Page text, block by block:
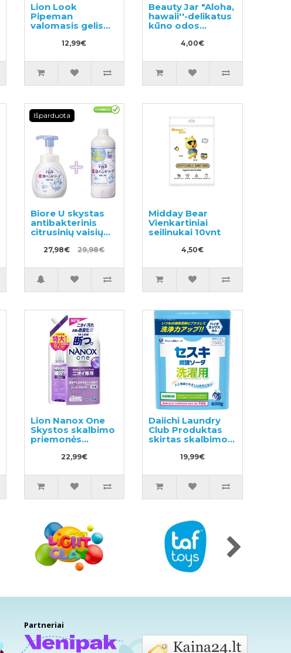
Lion Look
Pipeman
valomasis gelis
vamzdžiams
1000ml12,99€
Beauty Jar "Aloha,
hawaii''-delikatus
kūno odos
šveitiklis 200g
4,00€
Išparduota
Biore U skystas
antibakterinis
citrusinių vaisių
kvapo rankų
muilas 250ml +
27,98€ 29,98€
Midday Bear
Vienkartiniai
seilinukai 10vnt
4,50€
Lion Nanox One
Skystos skalbimo
priemonės
užpildas 820g
22,99€
Daiichi Laundry
Club Produktas
skirtas skalbimo
veiksmingumui
padidinti 600g
19,99€
Partneriai